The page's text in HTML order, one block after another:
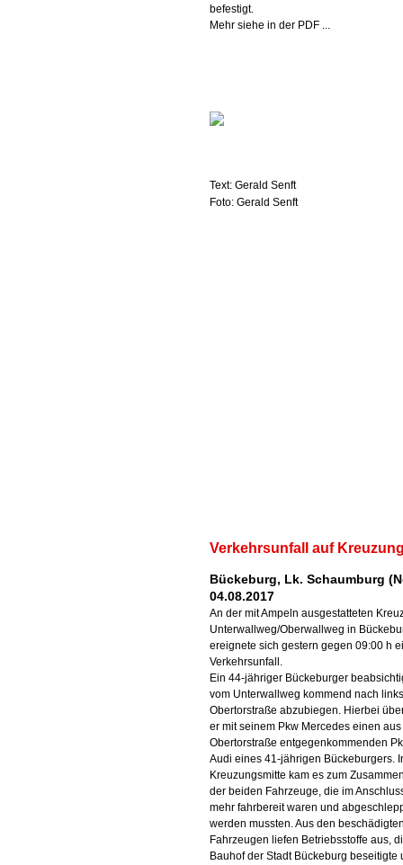
befestigt.
Mehr siehe in der PDF ...
Text: Gerald Senft
Foto: Gerald Senft
Verkehrsunfall auf
Bückeburg, Lk. Schaumburg
04.08.2017
An der mit Ampeln ausgestatteten
Unterwallweg/Oberwallweg in
ereignete sich gestern gegen 09:00 h
Verkehrsunfall.
Ein 44-jähriger Bückeburger
vom Unterwallweg kommend nach
Obertorstraße abzubiegen. Hierbei
er mit seinem Pkw Mercedes einen
Obertorstraße entgegenkommenden
Audi eines 41-jährigen Bückeburgers.
Kreuzungsmitte kam es zum
der beiden Fahrzeuge, die im
mehr fahrbereit waren und
werden mussten. Aus den
Fahrzeugen liefen Betriebsstoffe aus,
Bauhof der Stadt Bückeburg beseitigte